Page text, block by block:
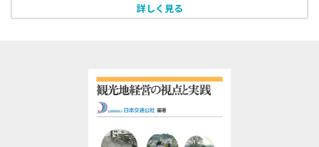
詳しく見る